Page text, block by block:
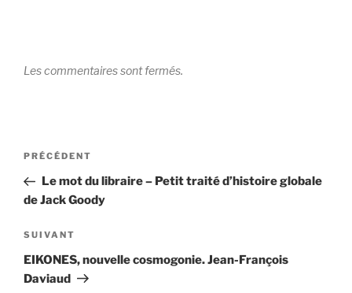
Les commentaires sont fermés.
Navigation
l’article
Article
précédent
PRÉCÉDENT
Le mot du libraire – Petit traité d’histoire globale
de Jack Goody
Article
suivant
SUIVANT
EIKONES, nouvelle cosmogonie. Jean-François
Daviaud